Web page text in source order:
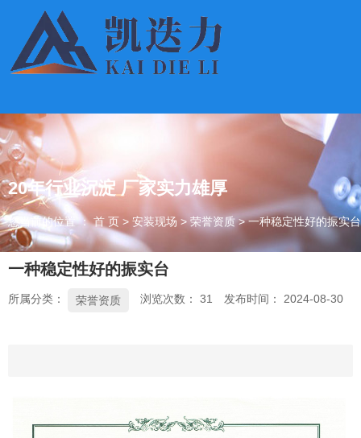
20年行业沉淀 厂家实力雄厚
您当前的位置 ： 首 页 > 安装现场 >荣誉资质 >一种稳定性好的振实台
一种稳定性好的振实台
所属分类： 荣誉资质 浏览次数： 31 发布时间： 2024-08-30